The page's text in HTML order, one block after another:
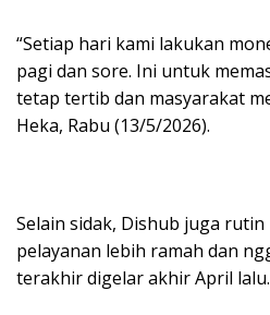
“Setiap hari kami lakukan
pagi dan sore. Ini untuk
tetap tertib dan masyarakat
Heka, Rabu (13/5/2026).
Selain sidak, Dishub juga
pelayanan lebih ramah dan
terakhir digelar akhir April lalu.